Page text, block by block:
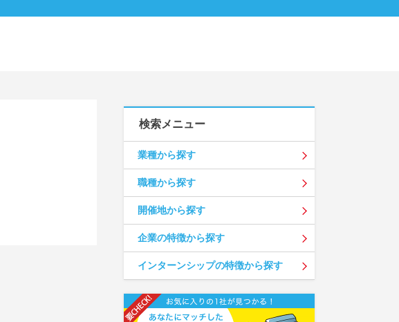
検索メニュー
業種から探す
職種から探す
開催地から探す
企業の特徴から探す
インターンシップの特徴から探す